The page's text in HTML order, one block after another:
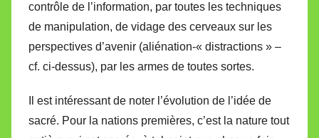
contrôle de l’information, par toutes les techniques
de manipulation, de vidage des cerveaux sur les
perspectives d’avenir (aliénation-« distractions » –
cf. ci-dessus), par les armes de toutes sortes.
Il est intéressant de noter l’évolution de l’idée de
sacré. Pour la nations premières, c’est la nature tout